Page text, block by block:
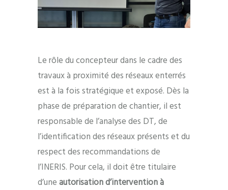
Le rôle du concepteur dans le cadre des
travaux à proximité des réseaux enterrés
est à la fois stratégique et exposé. Dès la
phase de préparation de chantier, il est
responsable de l’analyse des DT, de
l’identification des réseaux présents et du
respect des recommandations de
l’INERIS. Pour cela, il doit être titulaire
d’uneautorisation d’intervention à